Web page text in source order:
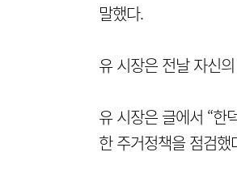
말했다.
유 시장은 전날 자신
유 시장은 글에서 “한
한 주거정책을 점검했